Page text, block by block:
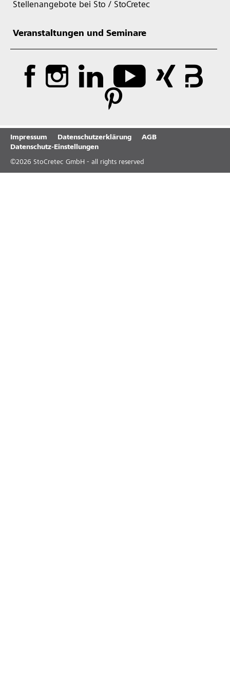
Stellenangebote bei Sto / StoCretec
Veranstaltungen und Seminare
Impressum Datenschutzerklärung
AGB
Datenschutz-Einstellungen
©2026 StoCretec GmbH - all rights reserved